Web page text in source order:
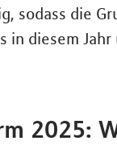
sodass die
diesem
2025: